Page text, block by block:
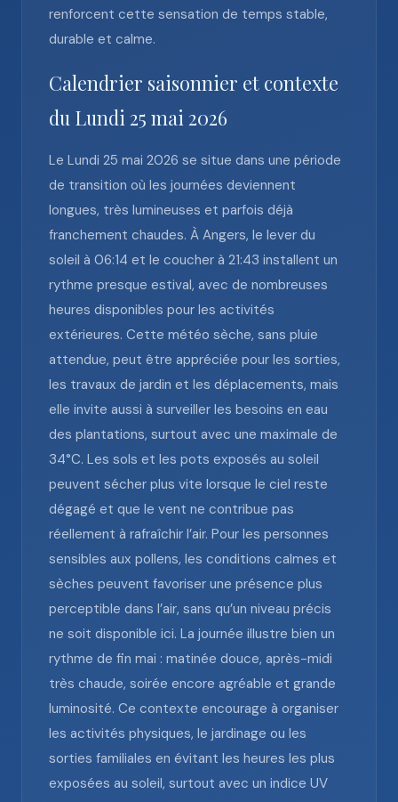
renforcent cette sensation de temps stable,
durable et calme.
Calendrier saisonnier et contexte
du Lundi 25 mai 2026
Le Lundi 25 mai 2026 se situe dans une période
de transition où les journées deviennent
longues, très lumineuses et parfois déjà
franchement chaudes. À Angers, le lever du
soleil à 06:14 et le coucher à 21:43 installent un
rythme presque estival, avec de nombreuses
heures disponibles pour les activités
extérieures. Cette météo sèche, sans pluie
attendue, peut être appréciée pour les sorties,
les travaux de jardin et les déplacements, mais
elle invite aussi à surveiller les besoins en eau
des plantations, surtout avec une maximale de
34°C. Les sols et les pots exposés au soleil
peuvent sécher plus vite lorsque le ciel reste
dégagé et que le vent ne contribue pas
réellement à rafraîchir l’air. Pour les personnes
sensibles aux pollens, les conditions calmes et
sèches peuvent favoriser une présence plus
perceptible dans l’air, sans qu’un niveau précis
ne soit disponible ici. La journée illustre bien un
rythme de fin mai : matinée douce, après-midi
très chaude, soirée encore agréable et grande
luminosité. Ce contexte encourage à organiser
les activités physiques, le jardinage ou les
sorties familiales en évitant les heures les plus
exposées au soleil, surtout avec un indice UV